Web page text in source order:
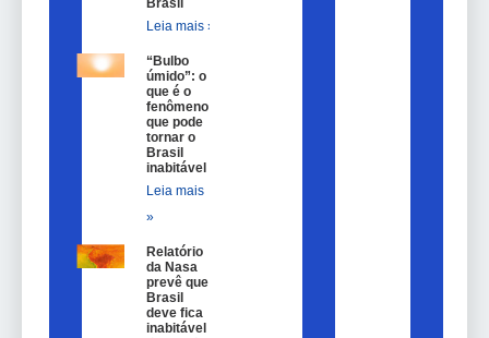
Brasil
Leia mais »
“Bulbo
úmido”: o
que é o
fenômeno
que pode
tornar o
Brasil
inabitável
Leia mais
»
Relatório
da Nasa
prevê que
Brasil
deve fica
inabitável